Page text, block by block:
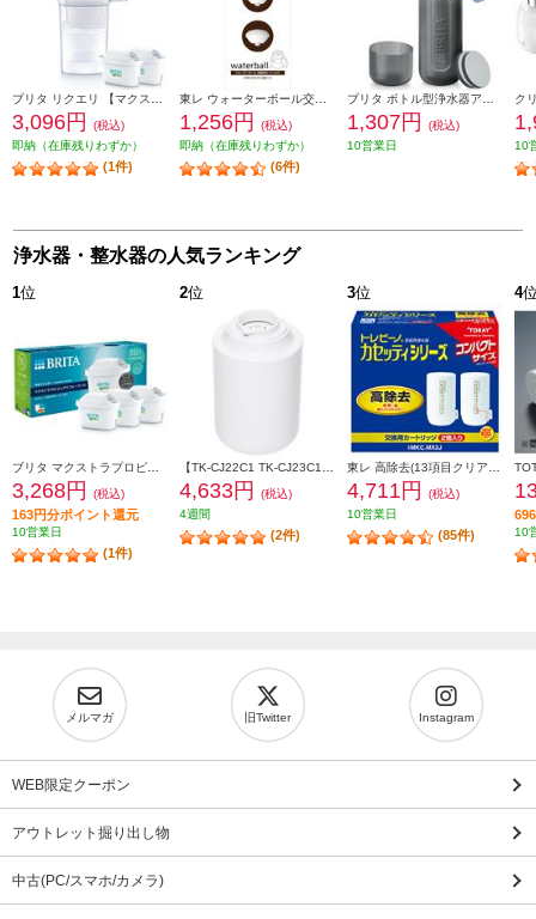
3,096円
(税込)
即納（在庫残りわずか）
(1件)
1,256円
(税込)
即納（在庫残りわずか）
(6件)
1,307円
(税込)
10営業日
10
浄水器・整水器の人気ランキング
1位
3,268円 (税込)
163円分ポイント還元
10営業日
(1件)
2位
4,633円
(税込)
4週間
(2件)
3位
4,711円
(税込)
10営業日
(85件)
4
10
メルマガ 旧Twitter Instagram
WEB限定クーポン
アウトレット掘り出し物
中古(PC/スマホ/カメラ)